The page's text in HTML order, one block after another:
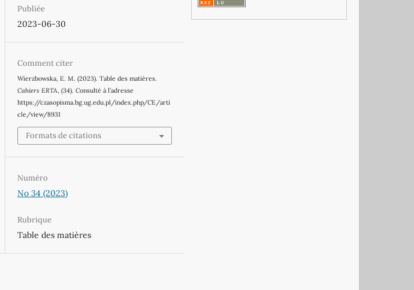
Publiée
2023-06-30
Comment citer
Wierzbowska, E. M. (2023). Table des matières.
Cahiers ERTA, (34). Consulté à l’adresse
https://czasopisma.bg.ug.edu.pl/index.php/CE/arti
cle/view/8931
Formats de citations
Numéro
No 34 (2023)
Rubrique
Table des matières